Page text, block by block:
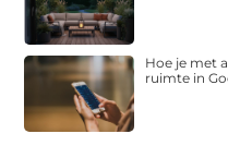
Hoe je met
ruimte in